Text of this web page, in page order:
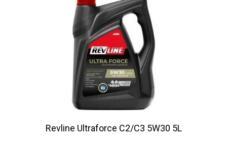
Revline Ultraforce C2/C3 5W30 5L